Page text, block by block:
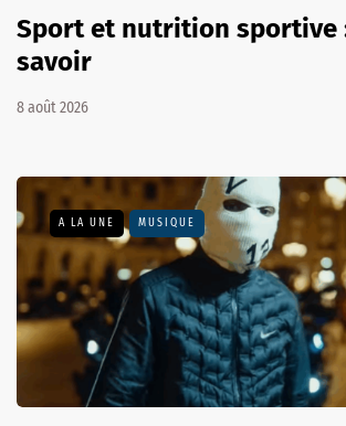
Sport et nutrition sportive
savoir
8 août 2026
A LA UNE MUSIQUE